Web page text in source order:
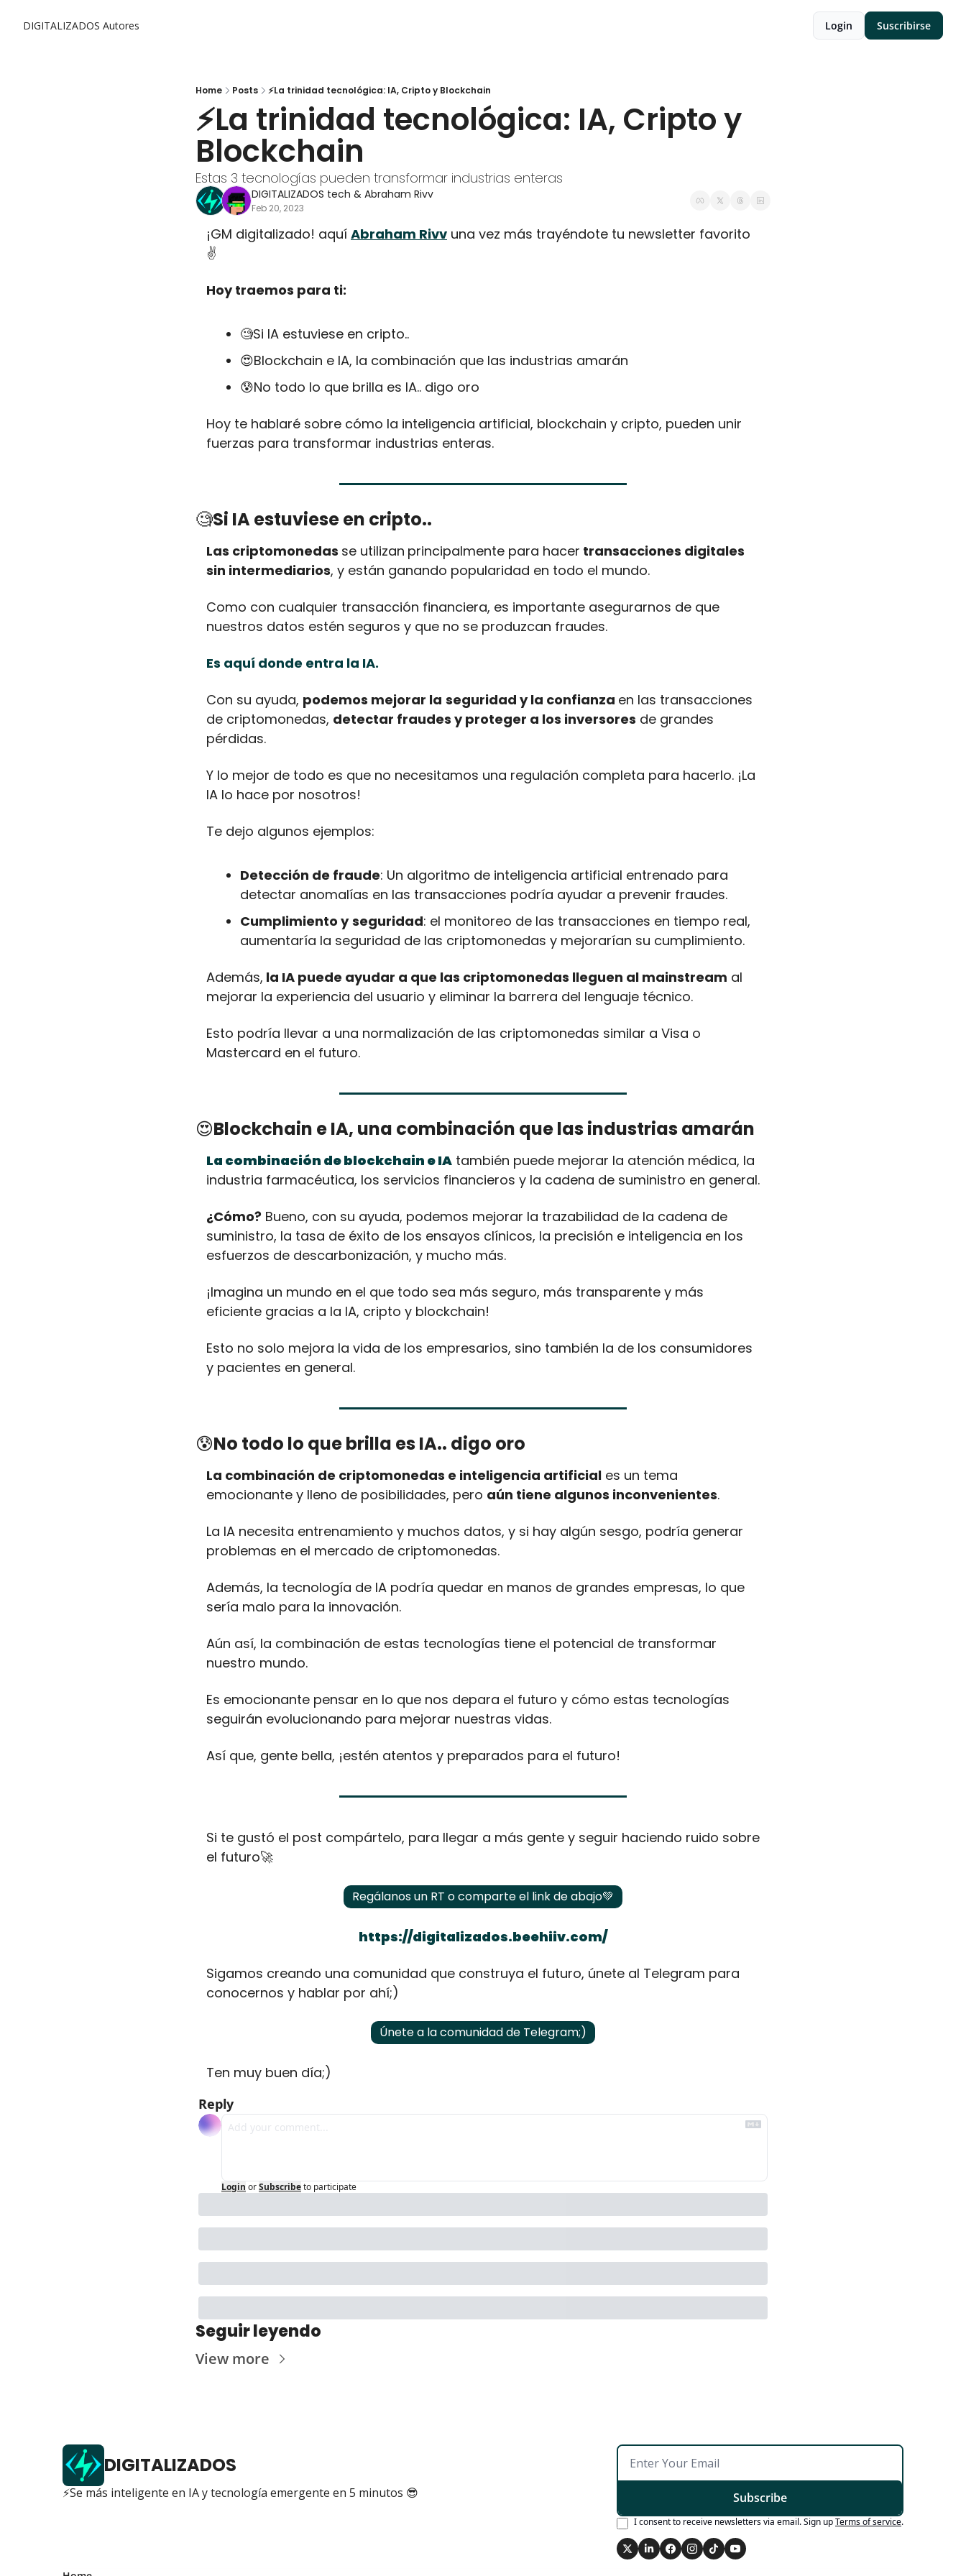
DIGITALIZADOS Autores Login Suscribirse
Home Posts ⚡La trinidad tecnológica: IA, Cripto y Blockchain
⚡La trinidad tecnológica: IA, Cripto y
Blockchain
Estas 3 tecnologías pueden transformar industrias enteras
DIGITALIZADOS tech & Abraham Rivv
Feb 20, 2023
¡GM digitalizado! aquí Abraham Rivv una vez más trayéndote tu newsletter favorito
✌️
Hoy traemos para ti:
🧐Si IA estuviese en cripto..
😍Blockchain e IA, la combinación que las industrias amarán
😰No todo lo que brilla es IA.. digo oro
Hoy te hablaré sobre cómo la inteligencia artificial, blockchain y cripto, pueden unir
fuerzas para transformar industrias enteras.
🧐Si IA estuviese en cripto..
Las criptomonedas se utilizan principalmente para hacer transacciones digitales
sin intermediarios, y están ganando popularidad en todo el mundo.
Como con cualquier transacción financiera, es importante asegurarnos de que
nuestros datos estén seguros y que no se produzcan fraudes.
Es aquí donde entra la IA.
Con su ayuda, podemos mejorar la seguridad y la confianza en las transacciones
de criptomonedas, detectar fraudes y proteger a los inversores de grandes
pérdidas.
Y lo mejor de todo es que no necesitamos una regulación completa para hacerlo. ¡La
IA lo hace por nosotros!
Te dejo algunos ejemplos:
Detección de fraude: Un algoritmo de inteligencia artificial entrenado para
detectar anomalías en las transacciones podría ayudar a prevenir fraudes.
Cumplimiento y seguridad: el monitoreo de las transacciones en tiempo real,
aumentaría la seguridad de las criptomonedas y mejorarían su cumplimiento.
Además, la IA puede ayudar a que las criptomonedas lleguen al mainstream al
mejorar la experiencia del usuario y eliminar la barrera del lenguaje técnico.
Esto podría llevar a una normalización de las criptomonedas similar a Visa o
Mastercard en el futuro.
😍Blockchain e IA, una combinación que las industrias amarán
La combinación de blockchain e IA también puede mejorar la atención médica, la
industria farmacéutica, los servicios financieros y la cadena de suministro en general.
¿Cómo? Bueno, con su ayuda, podemos mejorar la trazabilidad de la cadena de
suministro, la tasa de éxito de los ensayos clínicos, la precisión e inteligencia en los
esfuerzos de descarbonización, y mucho más.
¡Imagina un mundo en el que todo sea más seguro, más transparente y más
eficiente gracias a la IA, cripto y blockchain!
Esto no solo mejora la vida de los empresarios, sino también la de los consumidores
y pacientes en general.
😰No todo lo que brilla es IA.. digo oro
La combinación de criptomonedas e inteligencia artificial es un tema
emocionante y lleno de posibilidades, pero aún tiene algunos inconvenientes.
La IA necesita entrenamiento y muchos datos, y si hay algún sesgo, podría generar
problemas en el mercado de criptomonedas.
Además, la tecnología de IA podría quedar en manos de grandes empresas, lo que
sería malo para la innovación.
Aún así, la combinación de estas tecnologías tiene el potencial de transformar
nuestro mundo.
Es emocionante pensar en lo que nos depara el futuro y cómo estas tecnologías
seguirán evolucionando para mejorar nuestras vidas.
Así que, gente bella, ¡estén atentos y preparados para el futuro!
Si te gustó el post compártelo, para llegar a más gente y seguir haciendo ruido sobre
el futuro🚀
Regálanos un RT o comparte el link de abajo💚
https://digitalizados.beehiiv.com/
Sigamos creando una comunidad que construya el futuro, únete al Telegram para
conocernos y hablar por ahí;)
Únete a la comunidad de Telegram;)
Ten muy buen día;)
Reply
Login orSubscribeto participate
Seguir leyendo
View more
DIGITALIZADOS
⚡Se más inteligente en IA y tecnología emergente en 5 minutos 😎 Subscribe
I consent to receive newsletters via email. Sign upTerms of service.